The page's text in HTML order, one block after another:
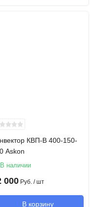
КВП-В 400-150-
Askon
В наличии
000 Руб. / шт
В корзину